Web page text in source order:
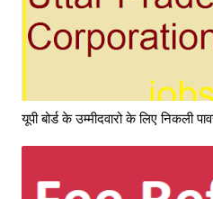
यूपी बोर्ड के उम्मीदवारो के लिए निकली